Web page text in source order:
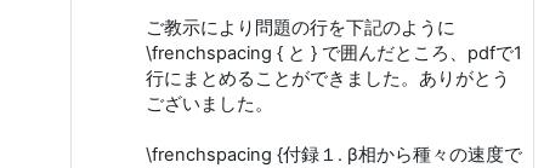
ご教示により問題の行を下記のように
\frenchspacing { と } で囲んだところ、pdfで1
行にまとめることができました。ありがとう
ございました。
\frenchspacing {付録１. β相から種々の速度で